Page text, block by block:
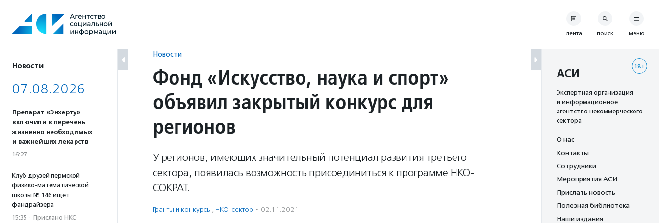
содержанию
Новости
07.08.2026
Препарат «Энхерту»
включили в перечень
жизненно необходимых
и важнейших лекарств
16:27
Клуб друзей пермской
физико-математической
школы № 146 ищет
фандрайзера
15:35 · Прислано НКО
Новости
Фонд «Искусство, наука и спорт»
объявил закрытый конкурс для
регионов
У регионов, имеющих значительный потенциал развития третьего
сектора, появилась возможность присоединиться к программе НКО-
СОКРАТ.
Гранты и конкурсы, НКО-сектор · 02.11.2021
лента поиск меню
18+
АСИ
Экспертная организация
и информационное
агентство некоммерческого
сектора
О нас
Контакты
Сотрудники
Мероприятия АСИ
Прислать новость
Полезная библиотека
Наши издания